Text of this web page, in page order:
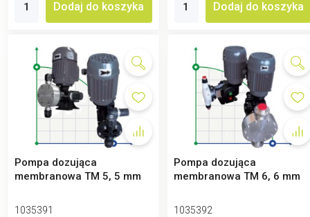
Dodaj do koszyka Dodaj do koszyka
Pompa dozująca
membranowa TM 5, 5 mm
1035391
Pompa dozująca
membranowa TM 6, 6 mm
1035392